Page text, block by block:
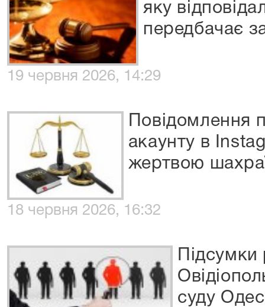
яку
передбачає
19 червня 2026, 14:29
Повідомлення
акаунту в
жертвою
18 червня 2026, 16:32
суду